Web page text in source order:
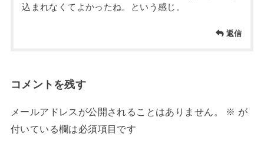
込まれなくてよかったね。という感じ。
返信
コメントを残す
メールアドレスが公開されることはありません。 ※ が
付いている欄は必須項目です